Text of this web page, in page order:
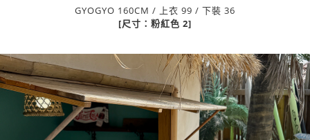
GYOGYO 160CM / 上衣 99 / 下裝 36
[尺寸：粉紅色 2]